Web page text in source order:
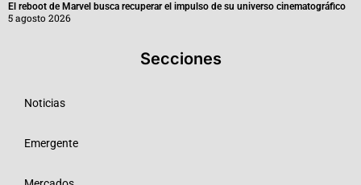
El reboot de Marvel busca recuperar el impulso de su universo cinematográfico
5 agosto 2026
Secciones
Noticias
Emergente